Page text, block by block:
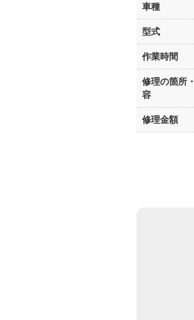
車種
型式
作業時間
修理の箇所・
容
修理金額